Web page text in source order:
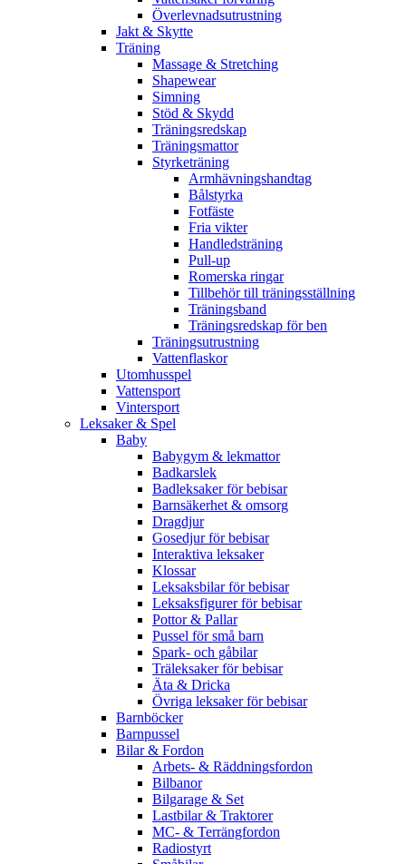
Överlevnadsutrustning
Jakt & Skytte
Träning
Massage & Stretching
Shapewear
Simning
Stöd & Skydd
Träningsredskap
Träningsmattor
Styrketräning
Armhävningshandtag
Bålstyrka
Fotfäste
Fria vikter
Handledsträning
Pull-up
Romerska ringar
Tillbehör till träningsställning
Träningsband
Träningsredskap för ben
Träningsutrustning
Vattenflaskor
Utomhusspel
Vattensport
Vintersport
Leksaker & Spel
Baby
Babygym & lekmattor
Badkarslek
Badleksaker för bebisar
Barnsäkerhet & omsorg
Dragdjur
Gosedjur för bebisar
Interaktiva leksaker
Klossar
Leksaksbilar för bebisar
Leksaksfigurer för bebisar
Pottor & Pallar
Pussel för små barn
Spark- och gåbilar
Träleksaker för bebisar
Äta & Dricka
Övriga leksaker för bebisar
Barnböcker
Barnpussel
Bilar & Fordon
Arbets- & Räddningsfordon
Bilbanor
Bilgarage & Set
Lastbilar & Traktorer
MC- & Terrängfordon
Radiostyrt